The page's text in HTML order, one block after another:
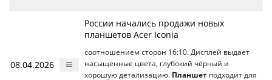
08.04.2026
России начались продажи новых
планшетов Acer Iconia
соотношением сторон 16:10. Дисплей выдает
насыщенные цвета, глубокий чёрный и
хорошую детализацию. Планшет подходит для